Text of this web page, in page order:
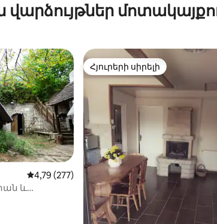
Միջին վարկանիշը՝ 5-ից 4,79, 277
4,79 (277)
և
Հյուրերի սիրելի
Հյուրերի սիրելի